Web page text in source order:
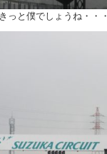
っと僕でしょうね・・・